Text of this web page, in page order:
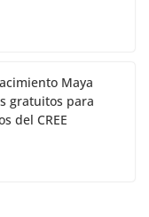
Maya
gratuitos para
del CREE